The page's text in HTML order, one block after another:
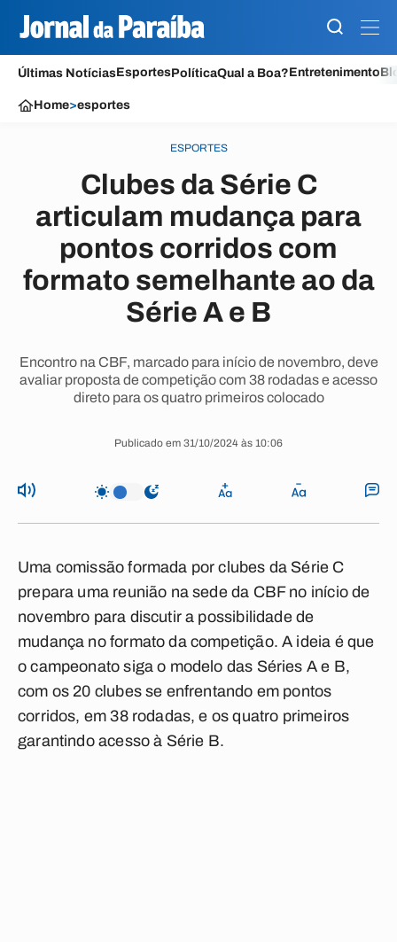
Últimas NotíciasEsportesPolíticaQual a Boa?Entretenimento
Home>esportes
ESPORTES
Clubes da Série C
articulam mudança para
pontos corridos com
formato semelhante ao da
Série A e B
Encontro na CBF, marcado para início de novembro, deve
avaliar proposta de competição com 38 rodadas e acesso
direto para os quatro primeiros colocado
Publicado em 31/10/2024 às 10:06
Uma comissão formada por clubes da Série C
prepara uma reunião na sede da CBF no início de
novembro para discutir a possibilidade de
mudança no formato da competição. A ideia é que
o campeonato siga o modelo das Séries A e B,
com os 20 clubes se enfrentando em pontos
corridos, em 38 rodadas, e os quatro primeiros
garantindo acesso à Série B.